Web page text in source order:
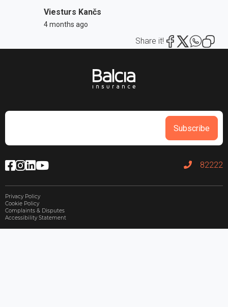
Viesturs Kančs
4 months ago
Share it!
Subscribe
82222
Privacy Policy
Cookie Policy
Complaints & Disputes
Accessibility Statement